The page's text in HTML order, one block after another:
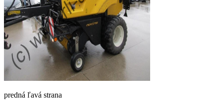
predná ľavá strana